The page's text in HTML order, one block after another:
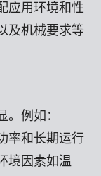
应用环境和性
及机械要求等
例如：
率和长期运行
境因素如温